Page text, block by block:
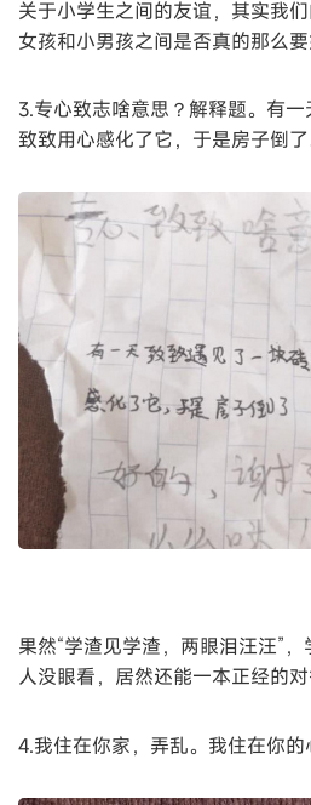
关于小学生之间的友谊，其实我
女孩和小男孩之间是否真的那么要
3.专心致志啥意思？解释题。有一
致致用心感化了它，于是房子倒
果然“学渣见学渣，两眼泪汪汪”
人没眼看，居然还能一本正经的对
4.我住在你家，弄乱。我住在你的